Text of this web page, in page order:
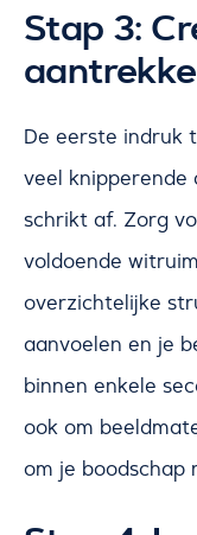
Stap 3:
De eerste indruk
veel
schrikt af. Zorg
voldoende
overzichtelijke
aanvoelen en je
binnen enkele
ook om
om je